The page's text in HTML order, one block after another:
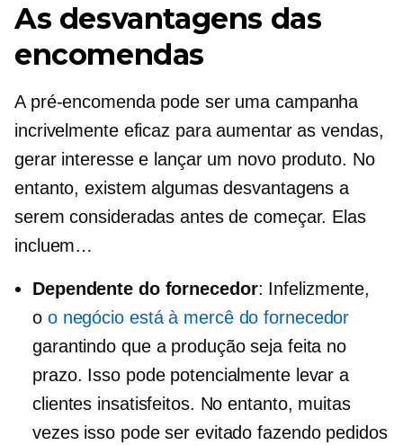
As desvantagens das
encomendas
A pré-encomenda pode ser uma campanha
incrivelmente eficaz para aumentar as vendas,
gerar interesse e lançar um novo produto. No
entanto, existem algumas desvantagens a
serem consideradas antes de começar. Elas
incluem…
Dependente do fornecedor: Infelizmente,
o o negócio está à mercê do fornecedor
garantindo que a produção seja feita no
prazo. Isso pode potencialmente levar a
clientes insatisfeitos. No entanto, muitas
vezes isso pode ser evitado fazendo pedidos